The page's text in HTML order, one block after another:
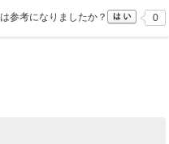
参考になりましたか？ 0